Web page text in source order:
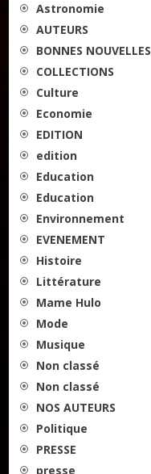
Astronomie
AUTEURS
BONNES NOUVELLES
COLLECTIONS
Culture
Economie
EDITION
edition
Education
Education
Environnement
EVENEMENT
Histoire
Littérature
Mame Hulo
Mode
Musique
Non classé
Non classé
NOS AUTEURS
Politique
PRESSE
presse